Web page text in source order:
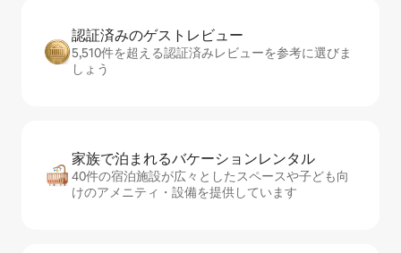
認証済みのゲ⁠ス⁠ト⁠レ⁠ビ⁠ュ⁠ー
5,510件を超える認証済みレビューを参考に選びま
しょう
家族で泊まれるバ⁠ケ⁠ー⁠シ⁠ョ⁠ンレ⁠ン⁠タ⁠ル
40件の宿泊施設が広々としたスペースや子ども向
けのアメニティ・設備を提供しています